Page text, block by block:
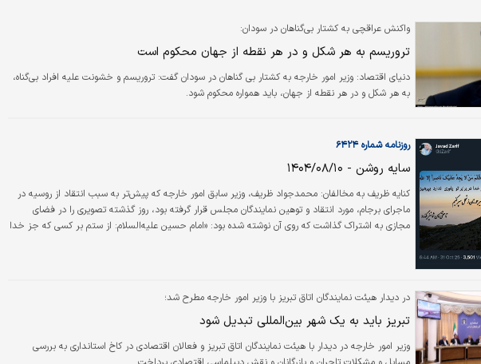
واکنش عراقچی به کشتار بی‌گناهان در سودان:
تروریسم به هر شکل و در هر نقطه از جهان محکوم است
دنیای اقتصاد: وزیر امور خارجه به کشتار بی گناهان در سودان گفت: تروریسم و خشونت علیه افراد بی‌گناه،
به هر شکل و در هر نقطه از جهان، باید همواره محکوم شود.
روزنامه شماره ۶۴۲۴
سایه روشن - ۱۴۰۴/۰۸/۱۰
کنایه ظریف به مخالفان: محمدجواد ظریف، وزیر سابق امور خارجه که پیش‌تر به سبب انتقاد از روسیه در
ماجرای برجام، مورد انتقاد و توهین نمایندگان مجلس قرار گرفته بود، روز گذشته تصویری را در فضای
مجازی به اشتراک گذاشت که روی آن نوشته شده بود: «امام حسین علیه‌السلام: از ستم بر کسی که جز خدا
در دیدار هیئت نمایندگان اتاق تبریز با وزیر امور خارجه مطرح شد؛
تبریز باید به یک شهر بین‌المللی تبدیل شود
وزیر امور خارجه در دیدار با هیئت نمایندگان اتاق تبریز و فعالان اقتصادی در کاخ استانداری به بررسی